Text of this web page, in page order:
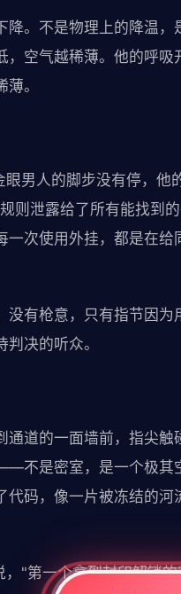
降。不是物理上的降温
，空气越稀薄。他的呼
。
男人的脚步没有停，
则泄露给了所有能找
一次使用外挂，都是在
没有枪意，只有指节因
决的听众。
通道的一面墙前，指尖
不是密室，是一个极其
代码，像一片被冻结的
"第一个拿到封印解锁